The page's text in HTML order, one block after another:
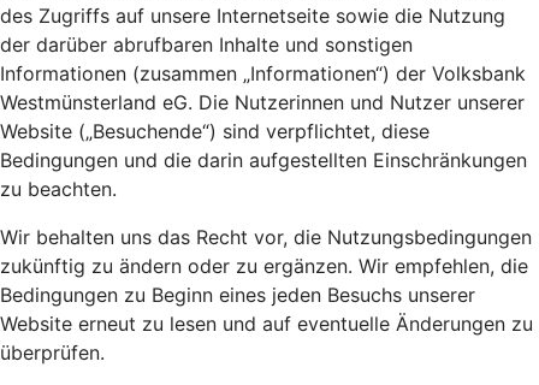
des Zugriffs auf unsere Internetseite sowie die Nutzung
der darüber abrufbaren Inhalte und sonstigen
Informationen (zusammen „Informationen“) der Volksbank
Westmünsterland eG. Die Nutzerinnen und Nutzer unserer
Website („Besuchende“) sind verpflichtet, diese
Bedingungen und die darin aufgestellten Einschränkungen
zu beachten.
Wir behalten uns das Recht vor, die Nutzungsbedingungen
zukünftig zu ändern oder zu ergänzen. Wir empfehlen, die
Bedingungen zu Beginn eines jeden Besuchs unserer
Website erneut zu lesen und auf eventuelle Änderungen zu
überprüfen.